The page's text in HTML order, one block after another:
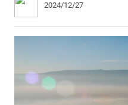
2024/12/27